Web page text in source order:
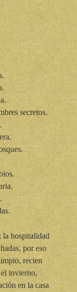
secretos.
la hospitalidad
por eso
recien
invierno,
en la casa